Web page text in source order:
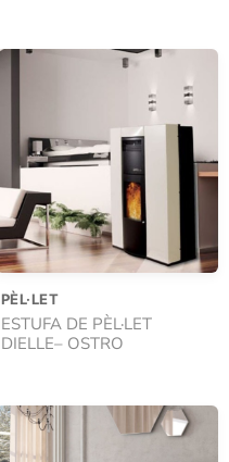
PÈL·LET
ESTUFA DE PÈL·LET
DIELLE– OSTRO